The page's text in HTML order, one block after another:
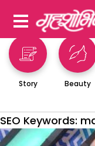
Story Beauty
SEO Keywords: